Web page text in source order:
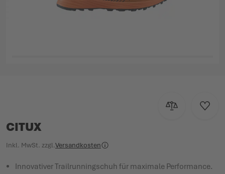
Zur Zur
CITUX
Inkl. MwSt. zzgl.Versandkosten
Innovativer Trailrunningschuh für maximale Performance.